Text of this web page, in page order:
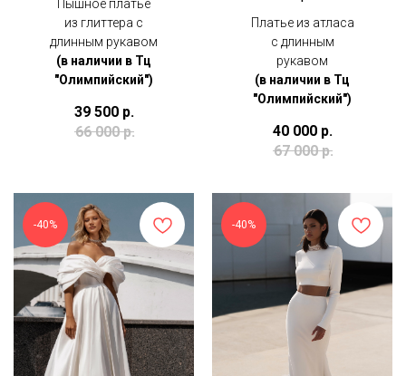
Пышное платье
из глиттера с
длинным рукавом
(в наличии в Тц
"Олимпийский")
39 500 р.
66 000 р.
Платье из атласа
с длинным
рукавом
(в наличии в Тц
"Олимпийский")
40 000 р.
67 000 р.
-40% -40%